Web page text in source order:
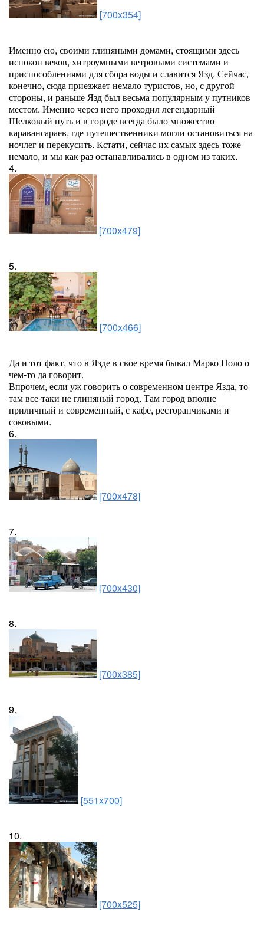
[700x354]
Именно ею, своими глиняными домами, стоящими здесь
испокон веков, хитроумными ветровыми системами и
приспособлениями для сбора воды и славится Язд. Сейчас,
конечно, сюда приезжает немало туристов, но, с другой
стороны, и раньше Язд был весьма популярным у путников
местом. Именно через него проходил легендарный
Шелковый путь и в городе всегда было множество
каравансараев, где путешественники могли остановиться на
ночлег и перекусить. Кстати, сейчас их самых здесь тоже
немало, и мы как раз останавливались в одном из таких.
4.
[700x479]
5.
[700x466]
Да и тот факт, что в Язде в свое время бывал Марко Поло о
чем-то да говорит.
Впрочем, если уж говорить о современном центре Язда, то
там все-таки не глиняный город. Там город вполне
приличный и современный, с кафе, ресторанчиками и
соковыми.
6.
[700x478]
7.
[700x430]
8.
[700x385]
9.
[551x700]
10.
[700x525]